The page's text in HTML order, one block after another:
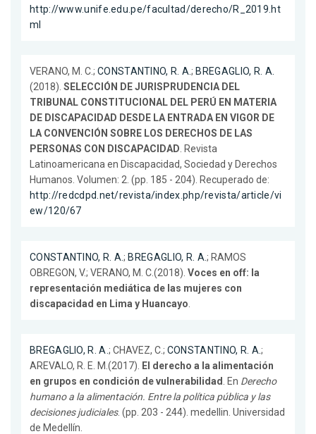
http://www.unife.edu.pe/facultad/derecho/R_2019.ht
ml
VERANO, M. C.; CONSTANTINO, R. A.; BREGAGLIO, R. A.
(2018). SELECCIÓN DE JURISPRUDENCIA DEL
TRIBUNAL CONSTITUCIONAL DEL PERÚ EN MATERIA
DE DISCAPACIDAD DESDE LA ENTRADA EN VIGOR DE
LA CONVENCIÓN SOBRE LOS DERECHOS DE LAS
PERSONAS CON DISCAPACIDAD. Revista
Latinoamericana en Discapacidad, Sociedad y Derechos
Humanos. Volumen: 2. (pp. 185 - 204). Recuperado de:
http://redcdpd.net/revista/index.php/revista/article/vi
ew/120/67
CONSTANTINO, R. A.; BREGAGLIO, R. A.; RAMOS
OBREGON, V.; VERANO, M. C.(2018). Voces en off: la
representación mediática de las mujeres con
discapacidad en Lima y Huancayo.
BREGAGLIO, R. A.; CHAVEZ, C.; CONSTANTINO, R. A.;
AREVALO, R. E. M.(2017). El derecho a la alimentación
en grupos en condición de vulnerabilidad. En Derecho
humano a la alimentación. Entre la política pública y las
decisiones judiciales. (pp. 203 - 244). medellin. Universidad
de Medellín.